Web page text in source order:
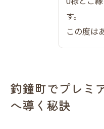
100社超参加
仲介手数料の
体験
だんらん住宅
す。
この度は
釣鐘町でプレミ
へ導く秘訣